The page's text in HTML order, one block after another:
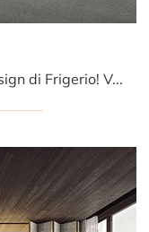
Clicca e scopri di più sui salotti design di Frigerio! Vari modelli di divani, come View, ti attendono.